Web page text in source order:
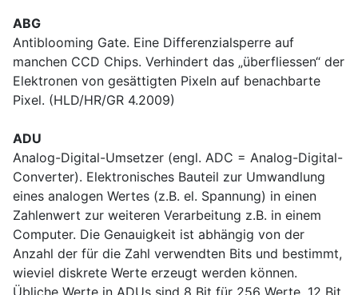
ABG
Antiblooming Gate. Eine Differenzialsperre auf
manchen CCD Chips. Verhindert das „überfliessen“ der
Elektronen von gesättigten Pixeln auf benachbarte
Pixel. (HLD/HR/GR 4.2009)
ADU
Analog-Digital-Umsetzer (engl. ADC = Analog-Digital-
Converter). Elektronisches Bauteil zur Umwandlung
eines analogen Wertes (z.B. el. Spannung) in einen
Zahlenwert zur weiteren Verarbeitung z.B. in einem
Computer. Die Genauigkeit ist abhängig von der
Anzahl der für die Zahl verwendten Bits und bestimmt,
wieviel diskrete Werte erzeugt werden können.
Übliche Werte in ADUs sind 8 Bit für 256 Werte, 12 Bit